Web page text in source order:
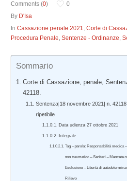
Comments (0)
0
By D'Isa
InCassazione penale 2021,Corte di
Procedura Penale,Sentenze - Ordinanze,
Sommario
Corte di Cassazione, penale,
42118.
Sentenza|18 novembre 2021| n.
ripetibile
Data udienza 27 ottobre 2021
Integrale
Tag – parola: Responsabilità medica
non traumatico – Sanitari – Mancata
Esclusione – Libertà di
Rilievo